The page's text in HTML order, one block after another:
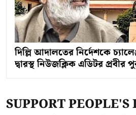
দিল্লি আদালতের নির্দেশকে
দ্বারস্থ নিউজক্লিক এডিটর প্রবীর
SUPPORT PEOPLE'S